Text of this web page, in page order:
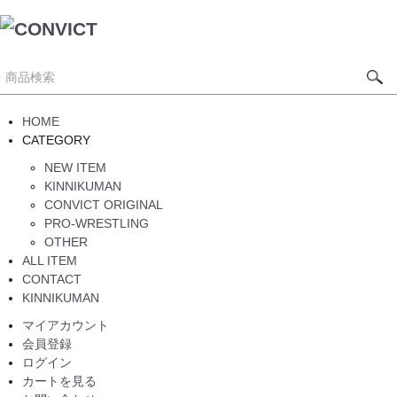
HOME
CATEGORY
NEW ITEM
KINNIKUMAN
CONVICT ORIGINAL
PRO-WRESTLING
OTHER
ALL ITEM
CONTACT
KINNIKUMAN
マイアカウント
会員登録
ログイン
カートを見る